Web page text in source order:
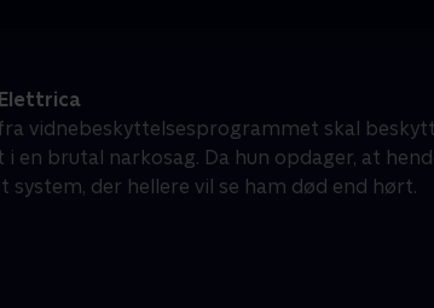
vidnebeskyttelsesprogrammet skal
en brutal narkosag. Da hun opdager, at
system, der hellere vil se ham død end hørt.